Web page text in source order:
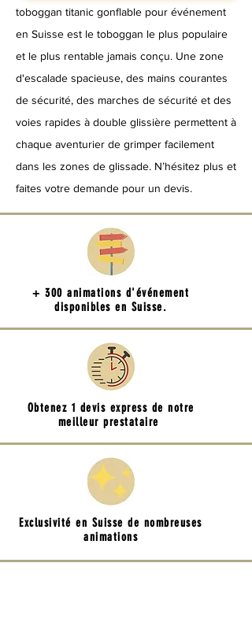
toboggan titanic gonflable pour événement
en Suisse est le toboggan le plus populaire
et le plus rentable jamais conçu. Une zone
d'escalade spacieuse, des mains courantes
de sécurité, des marches de sécurité et des
voies rapides à double glissière permettent à
chaque aventurier de grimper facilement
dans les zones de glissade. N’hésitez plus et
faites votre demande pour un devis.
+ 300 animations d'événement
disponibles en Suisse.
Obtenez 1 devis express de notre
meilleur prestataire
Exclusivité en Suisse de nombreuses
animations